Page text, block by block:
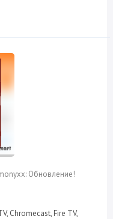
Обновление!
Chromecast, Fire TV,